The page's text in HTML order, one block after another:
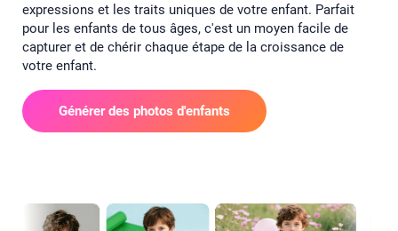
expressions et les traits uniques de votre enfant. Parfait
pour les enfants de tous âges, c'est un moyen facile de
capturer et de chérir chaque étape de la croissance de
votre enfant.
Générer des photos d'enfants